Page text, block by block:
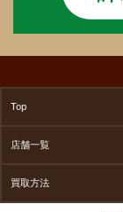
Top
店舗一覧
買取方法